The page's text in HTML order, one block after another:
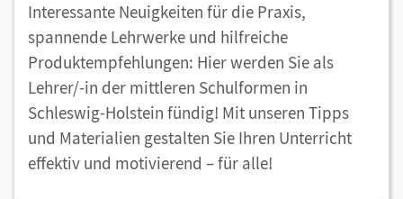
Interessante Neuigkeiten für die Praxis,
spannende Lehrwerke und hilfreiche
Produktempfehlungen: Hier werden Sie als
Lehrer/-in der mittleren Schulformen in
Schleswig-Holstein fündig! Mit unseren Tipps
und Materialien gestalten Sie Ihren Unterricht
effektiv und motivierend – für alle!